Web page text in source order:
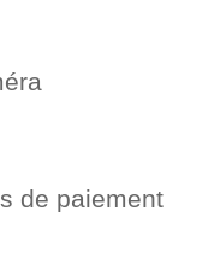
de paiement